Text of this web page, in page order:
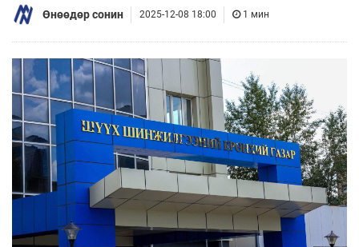
Өнөөдөр сонин 2025-12-08 18:00 1 мин